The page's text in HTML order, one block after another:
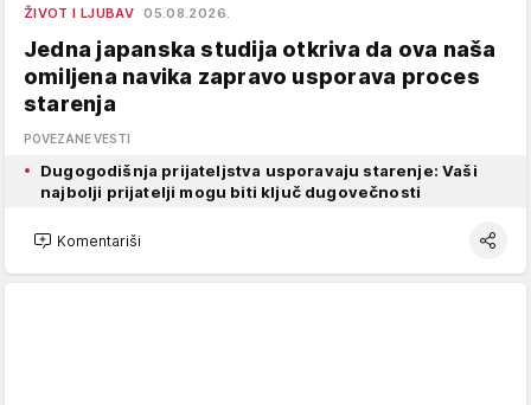
ŽIVOT I LJUBAV 05.08.2026.
Jedna japanska studija otkriva da ova naša
omiljena navika zapravo usporava proces
starenja
POVEZANE VESTI
Dugogodišnja prijateljstva usporavaju starenje: Vaši
najbolji prijatelji mogu biti ključ dugovečnosti
Komentariši